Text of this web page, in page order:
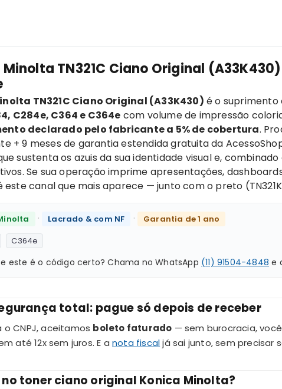
TN321C Ciano Original
TN321C Ciano Original (A33K430) é o
C284e, C364 e C364e com volume de impressão
declarado pelo fabricante a 5% de cobertura.
+ 9 meses de garantia estendida gratuita da
sustenta os azuis da sua identidade visual e,
Se sua operação imprime apresentações,
canal que mais aparece — junto com o preto
· Lacrado & com NF ·
Garantia de 1 ano
C364e
este é o código certo? Chama no WhatsApp (11) 91504-4848 e
total: pague só depois de receber
CNPJ, aceitamos boleto faturado — sem burocracia,
até 12x sem juros. E anota fiscaljá sai junto, sem precisar
toner ciano original Konica Minolta?